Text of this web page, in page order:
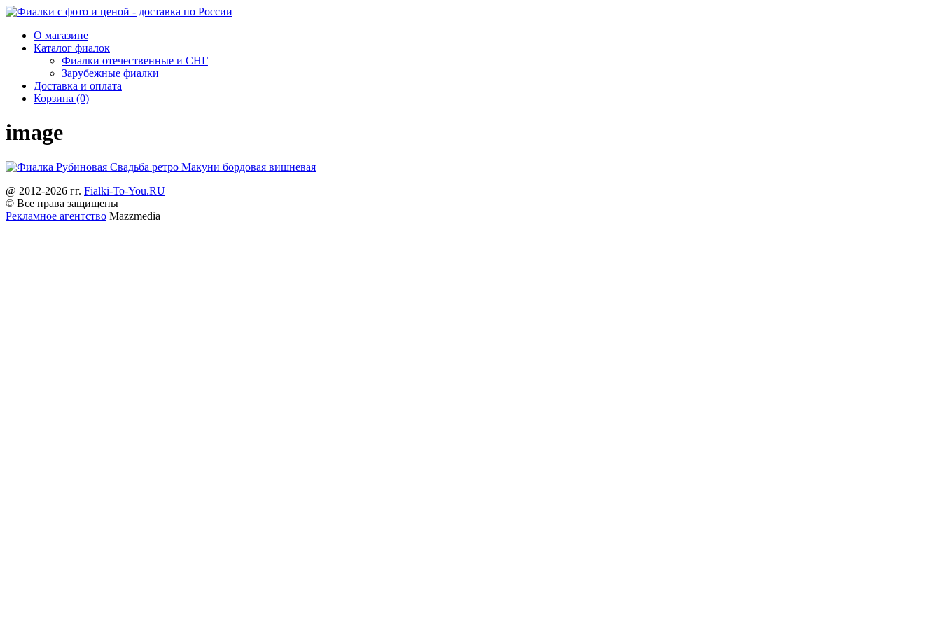
О магазине
Каталог фиалок
Фиалки отечественные и СНГ
Зарубежные фиалки
Доставка и оплата
Корзина (0)
image
@ 2012-2026 гг. Fialki-To-You.RU
© Все права защищены
Рекламное агентство Mazzmedia